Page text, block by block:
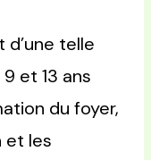
telle
et 13 ans
du foyer,
et les